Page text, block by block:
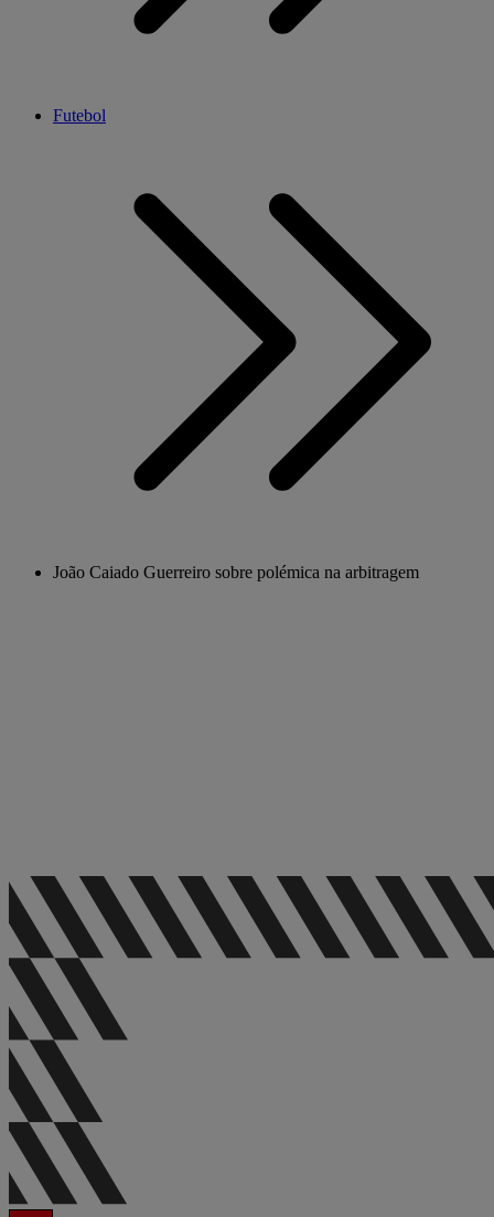
Futebol
João Caiado Guerreiro sobre polémica na arbitragem